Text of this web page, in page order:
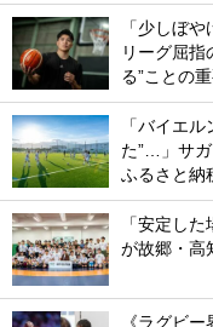
「少しぼ
リーグ屈指
る”ことの
「バイエ
た”…」サ
ふるさと納
「安定し
が故郷・高
《ラグビ